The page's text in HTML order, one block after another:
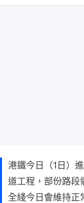
港鐵今日（1日）
道工程，部份路段
全綫今日會維持正